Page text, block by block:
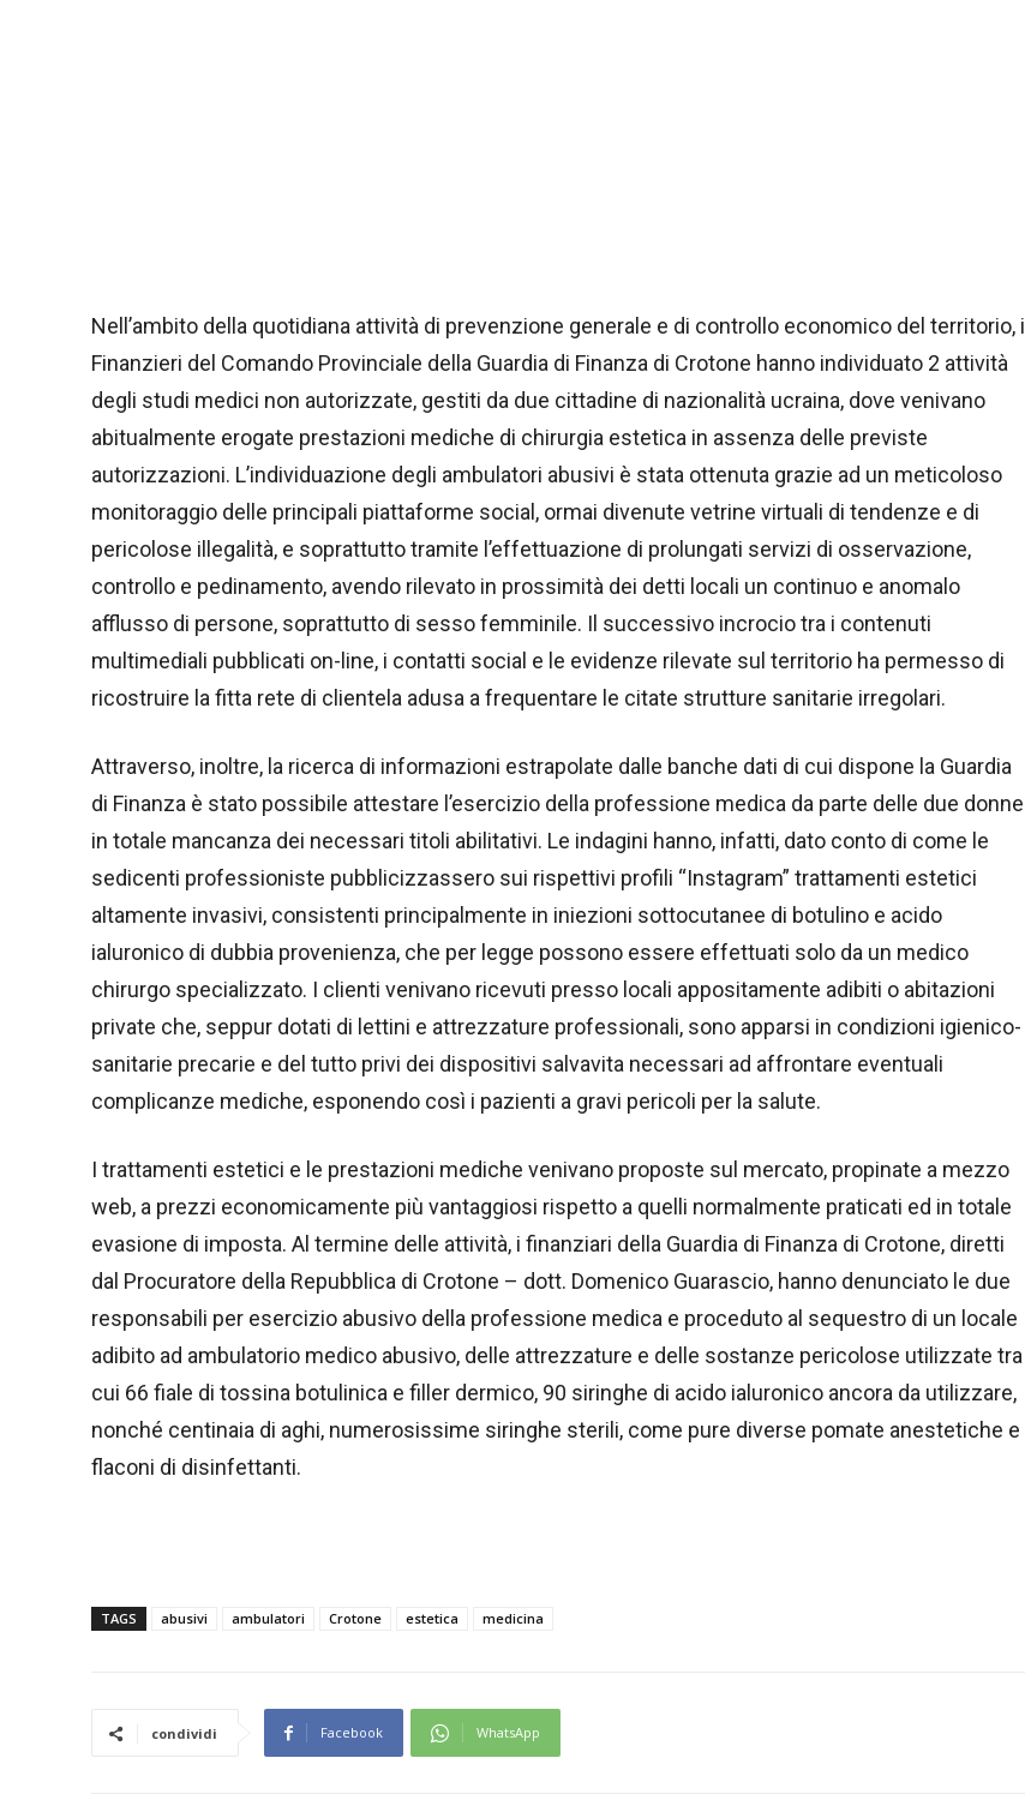
Nell’ambito della quotidiana attività di prevenzione generale e di controllo economico del territorio, i
Finanzieri del Comando Provinciale della Guardia di Finanza di Crotone hanno individuato 2 attività
degli studi medici non autorizzate, gestiti da due cittadine di nazionalità ucraina, dove venivano
abitualmente erogate prestazioni mediche di chirurgia estetica in assenza delle previste
autorizzazioni. L’individuazione degli ambulatori abusivi è stata ottenuta grazie ad un meticoloso
monitoraggio delle principali piattaforme social, ormai divenute vetrine virtuali di tendenze e di
pericolose illegalità, e soprattutto tramite l’effettuazione di prolungati servizi di osservazione,
controllo e pedinamento, avendo rilevato in prossimità dei detti locali un continuo e anomalo
afflusso di persone, soprattutto di sesso femminile. Il successivo incrocio tra i contenuti
multimediali pubblicati on-line, i contatti social e le evidenze rilevate sul territorio ha permesso di
ricostruire la fitta rete di clientela adusa a frequentare le citate strutture sanitarie irregolari.
Attraverso, inoltre, la ricerca di informazioni estrapolate dalle banche dati di cui dispone la Guardia
di Finanza è stato possibile attestare l’esercizio della professione medica da parte delle due donne
in totale mancanza dei necessari titoli abilitativi. Le indagini hanno, infatti, dato conto di come le
sedicenti professioniste pubblicizzassero sui rispettivi profili “Instagram” trattamenti estetici
altamente invasivi, consistenti principalmente in iniezioni sottocutanee di botulino e acido
ialuronico di dubbia provenienza, che per legge possono essere effettuati solo da un medico
chirurgo specializzato. I clienti venivano ricevuti presso locali appositamente adibiti o abitazioni
private che, seppur dotati di lettini e attrezzature professionali, sono apparsi in condizioni igienico-
sanitarie precarie e del tutto privi dei dispositivi salvavita necessari ad affrontare eventuali
complicanze mediche, esponendo così i pazienti a gravi pericoli per la salute.
I trattamenti estetici e le prestazioni mediche venivano proposte sul mercato, propinate a mezzo
web, a prezzi economicamente più vantaggiosi rispetto a quelli normalmente praticati ed in totale
evasione di imposta. Al termine delle attività, i finanziari della Guardia di Finanza di Crotone, diretti
dal Procuratore della Repubblica di Crotone – dott. Domenico Guarascio, hanno denunciato le due
responsabili per esercizio abusivo della professione medica e proceduto al sequestro di un locale
adibito ad ambulatorio medico abusivo, delle attrezzature e delle sostanze pericolose utilizzate tra
cui 66 fiale di tossina botulinica e filler dermico, 90 siringhe di acido ialuronico ancora da utilizzare,
nonché centinaia di aghi, numerosissime siringhe sterili, come pure diverse pomate anestetiche e
flaconi di disinfettanti.
TAGS abusivi ambulatori Crotone estetica medicina
condividi Facebook WhatsApp